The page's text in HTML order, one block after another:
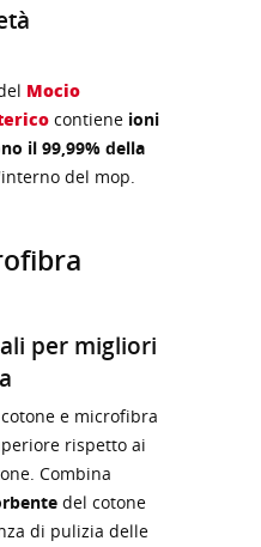
Mocio
contiene ioni
il 99,99% della
del mop.
per migliori
e microfibra
rispetto ai
Combina
del cotone
di pulizia delle